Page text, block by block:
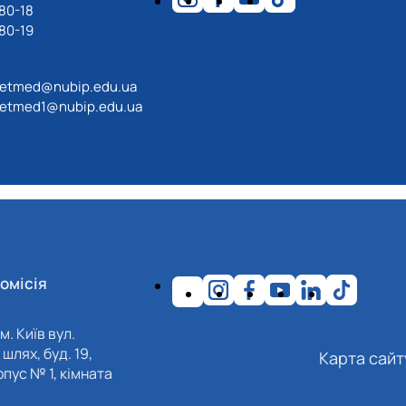
18
19
Київ вул.
шлях, буд. 19,
№ 1, кімната
Карта